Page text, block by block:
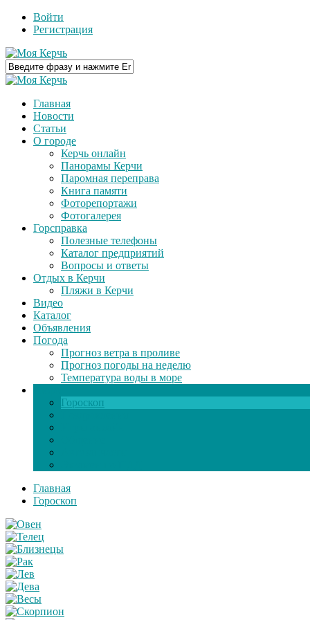
Войти
Регистрация
Главная
Новости
Статьи
О городе
Керчь онлайн
Панорамы Керчи
Паромная переправа
Книга памяти
Фоторепортажи
Фотогалерея
Горсправка
Полезные телефоны
Каталог предприятий
Вопросы и ответы
Отдых в Керчи
Пляжи в Керчи
Видео
Каталог
Объявления
Погода
Прогноз ветра в проливе
Прогноз погоды на неделю
Температура воды в море
Гороскоп
Главная
Гороскоп